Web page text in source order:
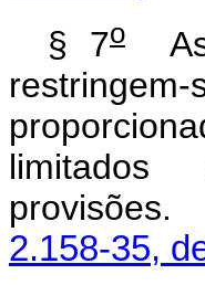
§ 7oAs
2.158-35,